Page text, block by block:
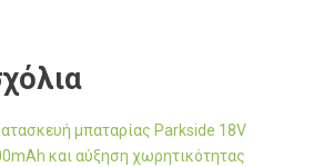
μπαταρίας Parkside 18V
και αύξηση χωρητικότητας